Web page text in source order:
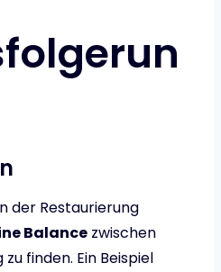
der Restaurierung
Balance zwischen
finden. Ein Beispiel